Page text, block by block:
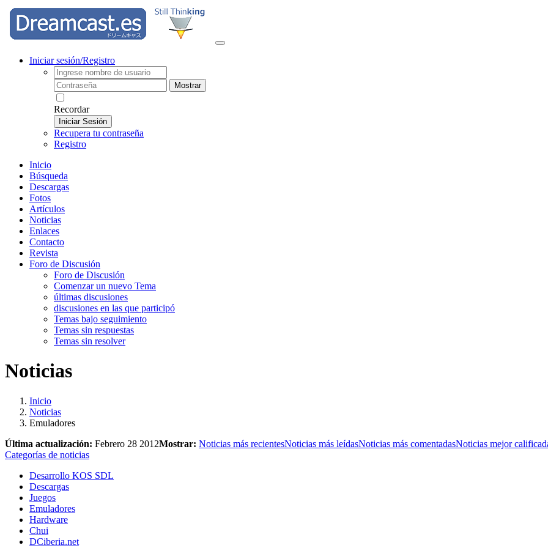
Iniciar sesión/Registro
Mostrar
Recordar
Iniciar Sesión
Recupera tu contraseña
Registro
Inicio
Búsqueda
Descargas
Fotos
Artículos
Noticias
Enlaces
Contacto
Revista
Foro de Discusión
Foro de Discusión
Comenzar un nuevo Tema
últimas discusiones
discusiones en las que participó
Temas bajo seguimiento
Temas sin respuestas
Temas sin resolver
Noticias
Inicio
Noticias
Emuladores
Última actualización: Febrero 28 2012Mostrar: Noticias más recientesNoticias más leídasNoticias más comentadasNoticias mejor
Categorías de noticias
Desarrollo KOS SDL
Descargas
Juegos
Emuladores
Hardware
Chui
DCiberia.net